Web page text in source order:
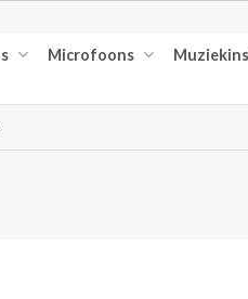
Microfoons